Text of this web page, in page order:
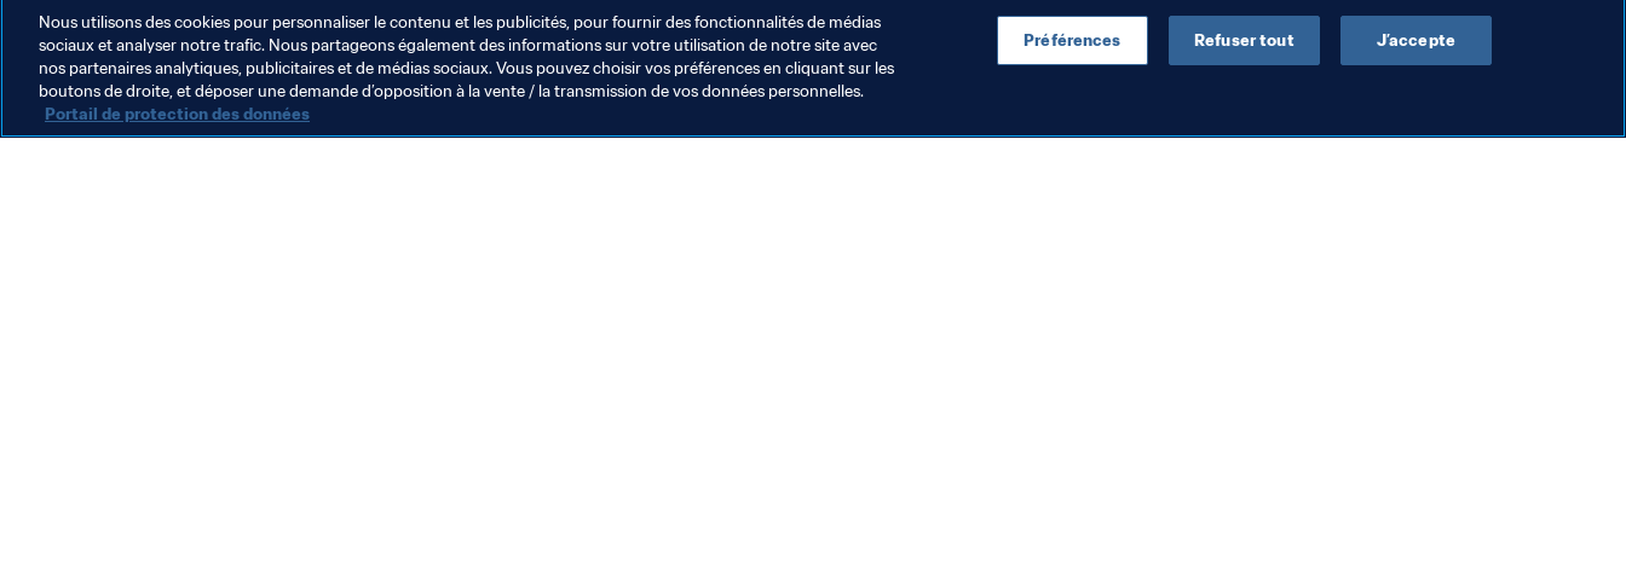
Nous utilisons des cookies pour personnaliser le contenu et les publicités, pour fournir des fonctionnalités de médias
sociaux et analyser notre trafic. Nous partageons également des informations sur votre utilisation de notre site avec
nos partenaires analytiques, publicitaires et de médias sociaux. Vous pouvez choisir vos préférences en cliquant sur les
boutons de droite, et déposer une demande d’opposition à la vente / la transmission de vos données personnelles.
Portail de protection des données
Préférences Refuser tout J’accepte